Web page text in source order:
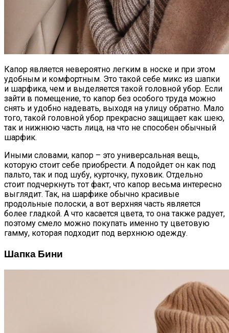
Лунный Календарь Окрашивания
Волос На Октябрь 2025 Года
Капор является невероятно легким в носке и при этом
удобным и комфортным. Это такой себе микс из шапки
и шарфика, чем и выделяется такой головной убор. Если
зайти в помещение, то капор без особого труда можно
снять и удобно надевать, выходя на улицу обратно. Мало
того, такой головной убор прекрасно защищает как шею,
так и нижнюю часть лица, на что не способен обычный
шарфик.
Иными словами, капор – это универсальная вещь,
которую стоит себе приобрести. А подойдет он как под
пальто, так и под шубу, курточку, пуховик. Отдельно
стоит подчеркнуть тот факт, что капор весьма интересно
выглядит. Так, на шарфике обычно красивые
продольные полоски, а вот верхняя часть является
более гладкой. А что касается цвета, то она также радует,
поэтому смело можно покупать именно ту цветовую
гамму, которая подходит под верхнюю одежду.
Шапка Бини